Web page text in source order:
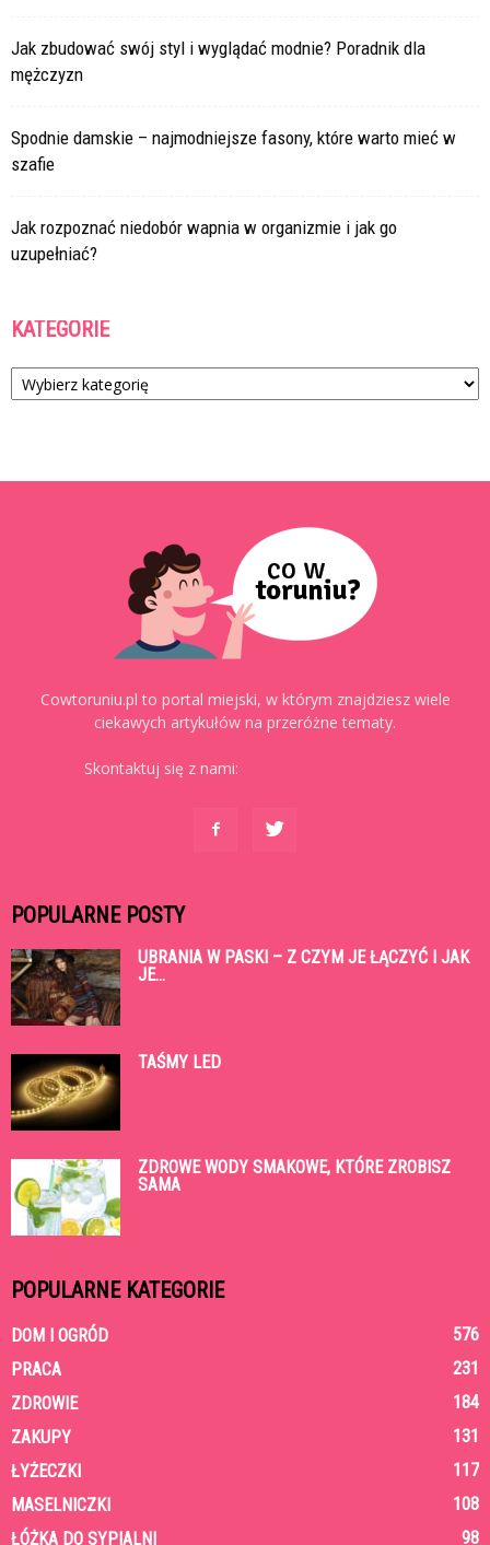
Jak zbudować swój styl i wyglądać modnie? Poradnik dla
mężczyzn
Spodnie damskie – najmodniejsze fasony, które warto mieć w
szafie
Jak rozpoznać niedobór wapnia w organizmie i jak go
uzupełniać?
KATEGORIE
Kategorie
Cowtoruniu.pl to portal miejski, w którym znajdziesz wiele
ciekawych artykułów na przeróżne tematy.
Skontaktuj się z nami:
POPULARNE POSTY
UBRANIA W PASKI – Z CZYM JE ŁĄCZYĆ I JAK
JE...
TAŚMY LED
ZDROWE WODY SMAKOWE, KTÓRE ZROBISZ
SAMA
POPULARNE KATEGORIE
DOM I OGRÓD
576
PRACA
231
ZDROWIE
184
ZAKUPY
131
ŁYŻECZKI
117
MASELNICZKI
108
ŁÓŻKA DO SYPIALNI
98